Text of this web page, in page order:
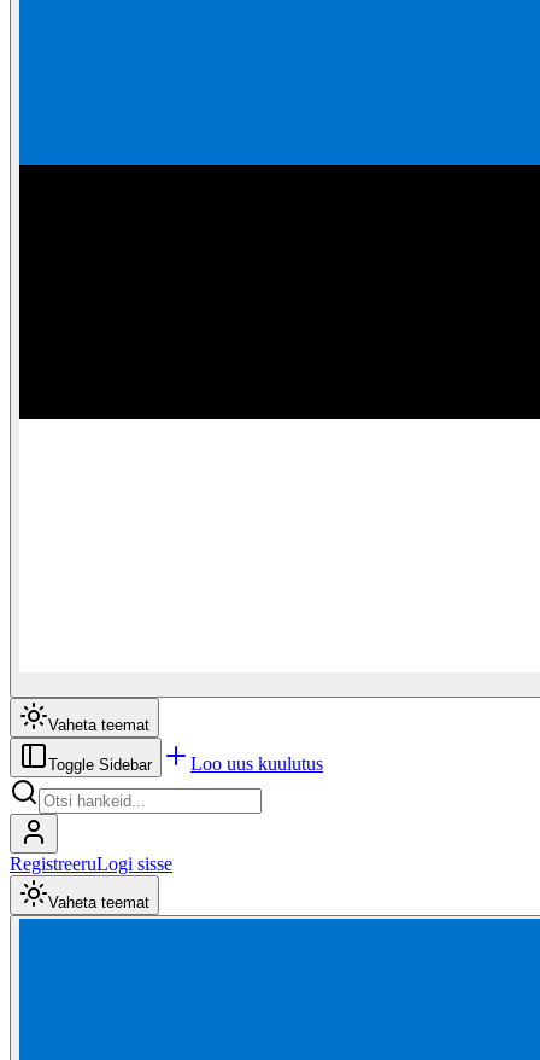
Vaheta teemat
Toggle Sidebar Loo uus kuulutus
RegistreeruLogi sisse
Vaheta teemat